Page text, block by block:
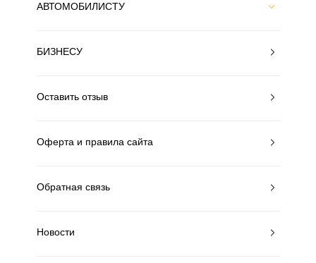
АВТОМОБИЛИСТУ
БИЗНЕСУ
Оставить отзыв
Оферта и правила сайта
Обратная связь
Новости